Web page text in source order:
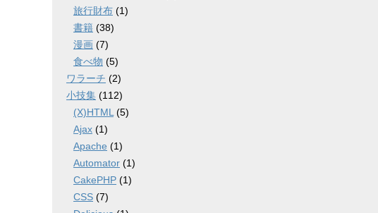
旅行財布 (1)
書籍 (38)
漫画 (7)
食べ物 (5)
ワラーチ (2)
小技集 (112)
(X)HTML (5)
Ajax (1)
Apache (1)
Automator (1)
CakePHP (1)
CSS (7)